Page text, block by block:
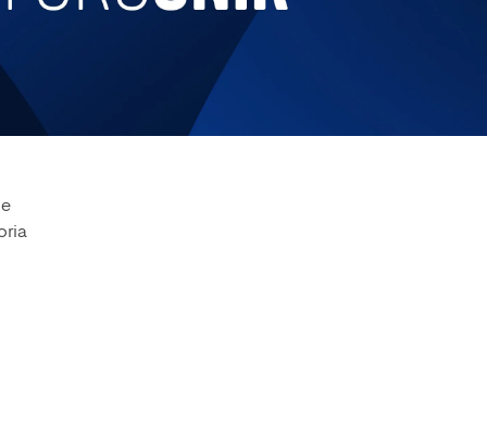
y Tecnología (ESIT)
Facultad de Artes y Ciencias
Sociales
Escuela de Doctorado